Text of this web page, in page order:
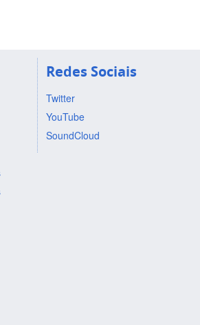
Redes Sociais
Twitter
YouTube
SoundCloud